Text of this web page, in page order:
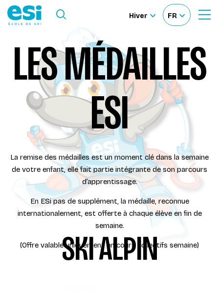
Ouvrir
formulaire
de
recherche
Nos Écoles
Nos Activités
À propos
Deviens Moniteur
Location de ski
Accès moniteur
Ouvrir le Menu
Hiver
Sélectionner
site
FR
Sélectionnez
langue
LES MÉDAILLES
ESI
La remise des médailles est un moment clé dans la semaine
de votre enfant, elle fait partie intégrante de son parcours
d’apprentissage.
En ESi pas de supplément, la médaille, reconnue
internationalement, est offerte à chaque élève en fin de
semaine.
(Offre valable uniquement en cours collectifs semaine)
SKI ALPIN